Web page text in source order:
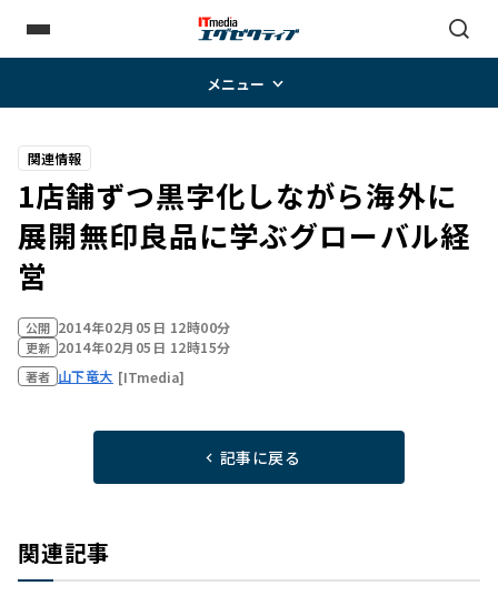
メニュー
関連情報
1店舗ずつ黒字化しながら海外に
展開――無印良品に学ぶグローバル経
営
公開 2014年02月05日 12時00分
更新 2014年02月05日 12時15分
著者 山下竜大 [ITmedia]
記事に戻る
関連記事